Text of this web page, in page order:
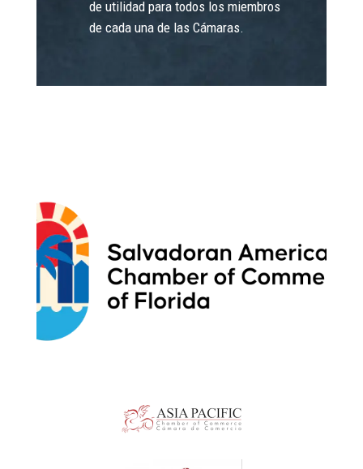
de utilidad para todos los miembros
de cada una de las Cámaras.